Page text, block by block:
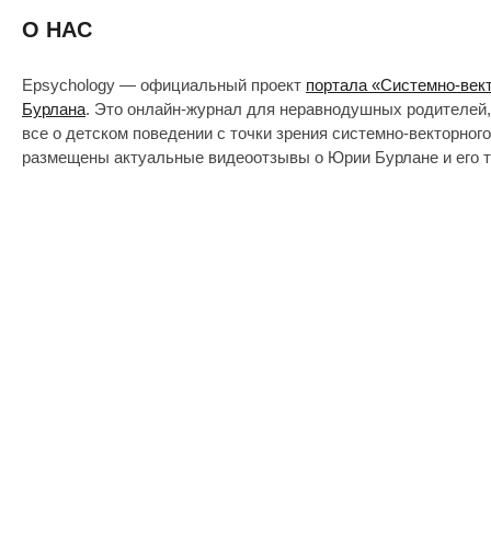
О НАС
Epsychology — официальный проект портала «Системно-
Бурлана. Это онлайн-журнал для неравнодушных
все о детском поведении с точки зрения системно-
размещены актуальные видеоотзывы о Юрии Бурлане и его